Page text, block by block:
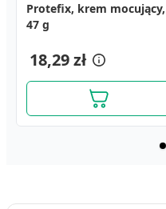
Protefix, krem mocujący,
47 g
18,29 zł
Protefix, krem mocujący,
hypoalergiczny, 47g
19,49 zł
Chlorchinaldin, 2 mg,
tabletki do ssania o
20 szt.